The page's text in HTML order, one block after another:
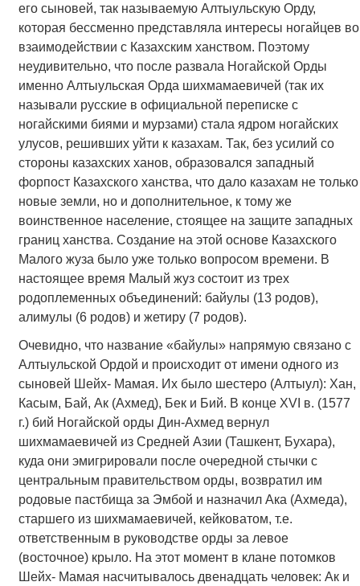
его сыновей, так называемую Алтыульскую Орду,
которая бессменно представляла интересы ногайцев во
взаимодействии с Казахским ханством. Поэтому
неудивительно, что после развала Ногайской Орды
именно Алтыульская Орда шихмамаевичей (так их
называли русские в официальной переписке с
ногайскими биями и мурзами) стала ядром ногайских
улусов, решивших уйти к казахам. Так, без усилий со
стороны казахских ханов, образовался западный
форпост Казахского ханства, что дало казахам не только
новые земли, но и дополнительное, к тому же
воинственное население, стоящее на защите западных
границ ханства. Создание на этой основе Казахского
Малого жуза было уже только вопросом времени. В
настоящее время Малый жуз состоит из трех
родоплеменных объединений: байулы (13 родов),
алимулы (6 родов) и жетиру (7 родов).
Очевидно, что название «байулы» напрямую связано с
Алтыульской Ордой и происходит от имени одного из
сыновей Шейх- Мамая. Их было шестеро (Алтыул): Хан,
Касым, Бай, Ак (Ахмед), Бек и Бий. В конце XVI в. (1577
г.) бий Ногайской орды Дин-Ахмед вернул
шихмамаевичей из Средней Азии (Ташкент, Бухара),
куда они эмигрировали после очередной стычки с
центральным правительством орды, возвратил им
родовые пастбища за Эмбой и назначил Ака (Ахмеда),
старшего из шихмамаевичей, кейковатом, т.е.
ответственным в руководстве орды за левое
(восточное) крыло. На этот момент в клане потомков
Шейх- Мамая насчитывалось двенадцать человек: Ак и